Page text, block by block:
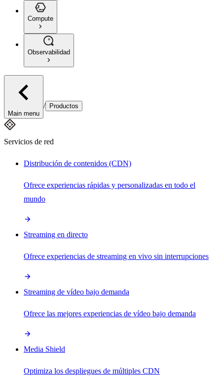
Compute
Observabilidad
Main menu
/ Productos
Servicios de red
Distribución de contenidos (CDN)
Ofrece experiencias rápidas y personalizadas en todo el
mundo
Streaming en directo
Ofrece experiencias de streaming en vivo sin interrupciones
Streaming de vídeo bajo demanda
Ofrece las mejores experiencias de vídeo bajo demanda
Media Shield
Optimiza los despliegues de múltiples CDN